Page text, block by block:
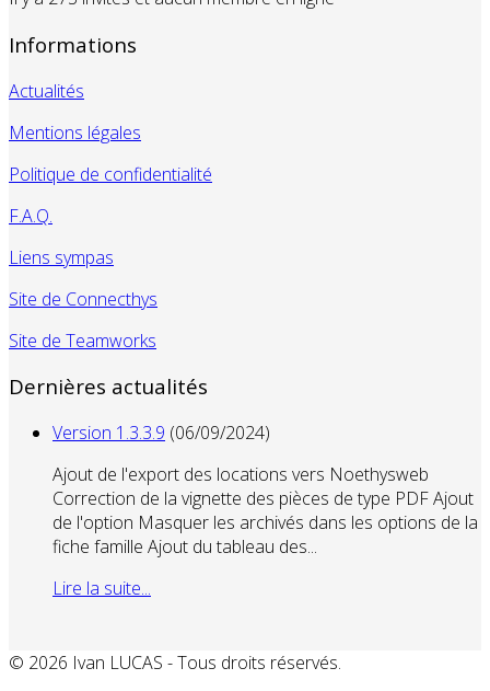
Informations
Actualités
Mentions légales
Politique de confidentialité
F.A.Q.
Liens sympas
Site de Connecthys
Site de Teamworks
Dernières actualités
Version 1.3.3.9 (06/09/2024)
Ajout de l'export des locations vers Noethysweb
Correction de la vignette des pièces de type PDF Ajout
de l'option Masquer les archivés dans les options de la
fiche famille Ajout du tableau des...
Lire la suite...
© 2026 Ivan LUCAS - Tous droits réservés.